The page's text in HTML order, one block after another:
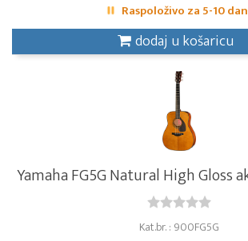
Raspoloživo za 5-10
dodaj u košaricu
Yamaha FG5G Natural High Gloss
Kat.br. : 900FG5G